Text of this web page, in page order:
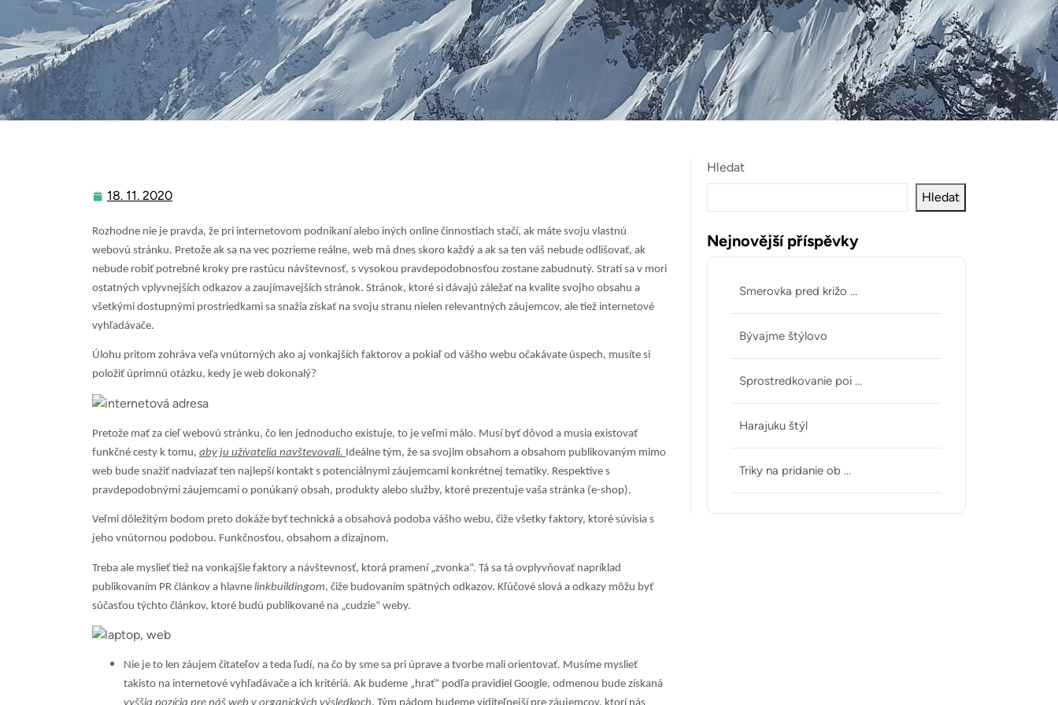
18. 11. 2020
2020
Rozhodne nie je pravda, že pri internetovom podnikaní alebo iných online činnostiach stačí, ak máte svoju vlastnú
webovú stránku. Pretože ak sa na vec pozrieme reálne, web má dnes skoro každý a ak sa ten váš nebude odlišovať, ak
nebude robiť potrebné kroky pre rastúcu návštevnosť, s vysokou pravdepodobnosťou zostane zabudnutý. Stratí sa v mori
ostatných vplyvnejších odkazov a zaujímavejších stránok. Stránok, ktoré si dávajú záležať na kvalite svojho obsahu a
všetkými dostupnými prostriedkami sa snažia získať na svoju stranu nielen relevantných záujemcov, ale tiež internetové
vyhľadávače.
Úlohu pritom zohráva veľa vnútorných ako aj vonkajších faktorov a pokiaľ od vášho webu očakávate úspech, musíte si
položiť úprimnú otázku, kedy je web dokonalý?
Pretože mať za cieľ webovú stránku, čo len jednoducho existuje, to je veľmi málo. Musí byť dôvod a musia existovať
funkčné cesty k tomu, aby ju užívatelia navštevovali. Ideálne tým, že sa svojim obsahom a obsahom publikovaným mimo
web bude snažiť nadviazať ten najlepší kontakt s potenciálnymi záujemcami konkrétnej tematiky. Respektíve s
pravdepodobnými záujemcami o ponúkaný obsah, produkty alebo služby, ktoré prezentuje vaša stránka (e-shop).
Veľmi dôležitým bodom preto dokáže byť technická a obsahová podoba vášho webu, čiže všetky faktory, ktoré súvisia s
jeho vnútornou podobou. Funkčnosťou, obsahom a dizajnom.
Treba ale myslieť tiež na vonkajšie faktory a návštevnosť, ktorá pramení „zvonka“. Tá sa tá ovplyvňovať napríklad
publikovaním PR článkov a hlavne linkbuildingom, čiže budovaním spätných odkazov. Kľúčové slová a odkazy môžu byť
súčasťou týchto článkov, ktoré budú publikované na „cudzie“ weby.
Nie je to len záujem čitateľov a teda ľudí, na čo by sme sa pri úprave a tvorbe mali orientovať. Musíme myslieť
takisto na internetové vyhľadávače a ich kritériá. Ak budeme „hrať“ podľa pravidiel Google, odmenou bude získaná
Hledat
Hledat
Nejnovější příspěvky
Smerovka pred križo …
Bývajme štýlovo
Sprostredkovanie poi …
Harajuku štýl
Triky na pridanie ob …